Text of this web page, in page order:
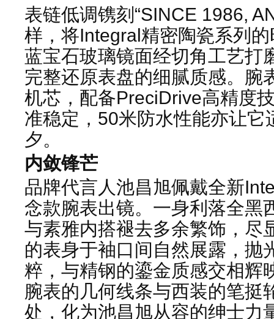
表链低调镌刻“SINCE 1986,
样，将Integral精密陶瓷系列
蓝宝石玻璃镜面经切角工艺打
完整还原表盘的细腻质感。腕
机芯，配备PreciDrive高精度
准稳定，50米防水性能亦让
夕。
内敛锋芒
品牌代言人池昌旭佩戴全新
念款腕表出镜。一身利落全黑
与素雅内搭褪去多余繁饰，尽
的表身于袖口间自然展露，抛
粹，与精钢的鎏金质感交相辉
腕表的几何线条与西装的笔挺
处，化为池昌旭从容的绅士力